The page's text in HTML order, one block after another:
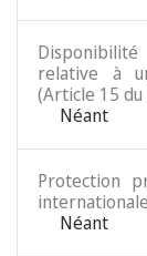
relative à
(Article 15 du
Néant
Protection
Néant